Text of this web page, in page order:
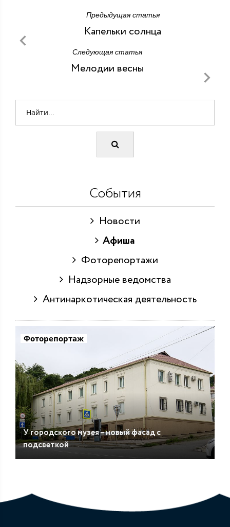
Предыдущая статья
Капельки солнца
Следующая статья
Мелодии весны
События
Новости
Афиша
Фоторепортажи
Надзорные ведомства
Антинаркотическая деятельность
Фоторепортаж
У городского музея – новый фасад с
подсветкой